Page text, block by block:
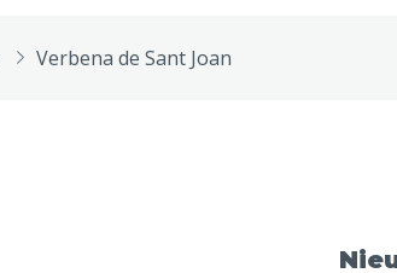
Verbena de Sant Joan